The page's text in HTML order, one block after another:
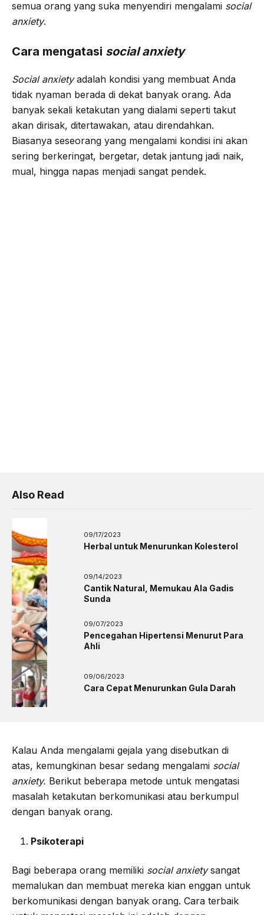
semua orang yang suka menyendiri mengalami social
anxiety.
Cara mengatasi social anxiety
Social anxietyadalah kondisi yang membuat Anda
tidak nyaman berada di dekat banyak orang. Ada
banyak sekali ketakutan yang dialami seperti takut
akan dirisak, ditertawakan, atau direndahkan.
Biasanya seseorang yang mengalami kondisi ini akan
sering berkeringat, bergetar, detak jantung jadi naik,
mual, hingga napas menjadi sangat pendek.
Also Read
09/17/2023
Herbal untuk Menurunkan Kolesterol
09/14/2023
Cantik Natural, Memukau Ala Gadis
Sunda
09/07/2023
Pencegahan Hipertensi Menurut Para
Ahli
09/06/2023
Cara Cepat Menurunkan Gula Darah
Kalau Anda mengalami gejala yang disebutkan di
atas, kemungkinan besar sedang mengalami social
anxiety. Berikut beberapa metode untuk mengatasi
masalah ketakutan berkomunikasi atau berkumpul
dengan banyak orang.
Psikoterapi
Bagi beberapa orang memiliki social anxietysangat
memalukan dan membuat mereka kian enggan untuk
berkomunikasi dengan banyak orang. Cara terbaik